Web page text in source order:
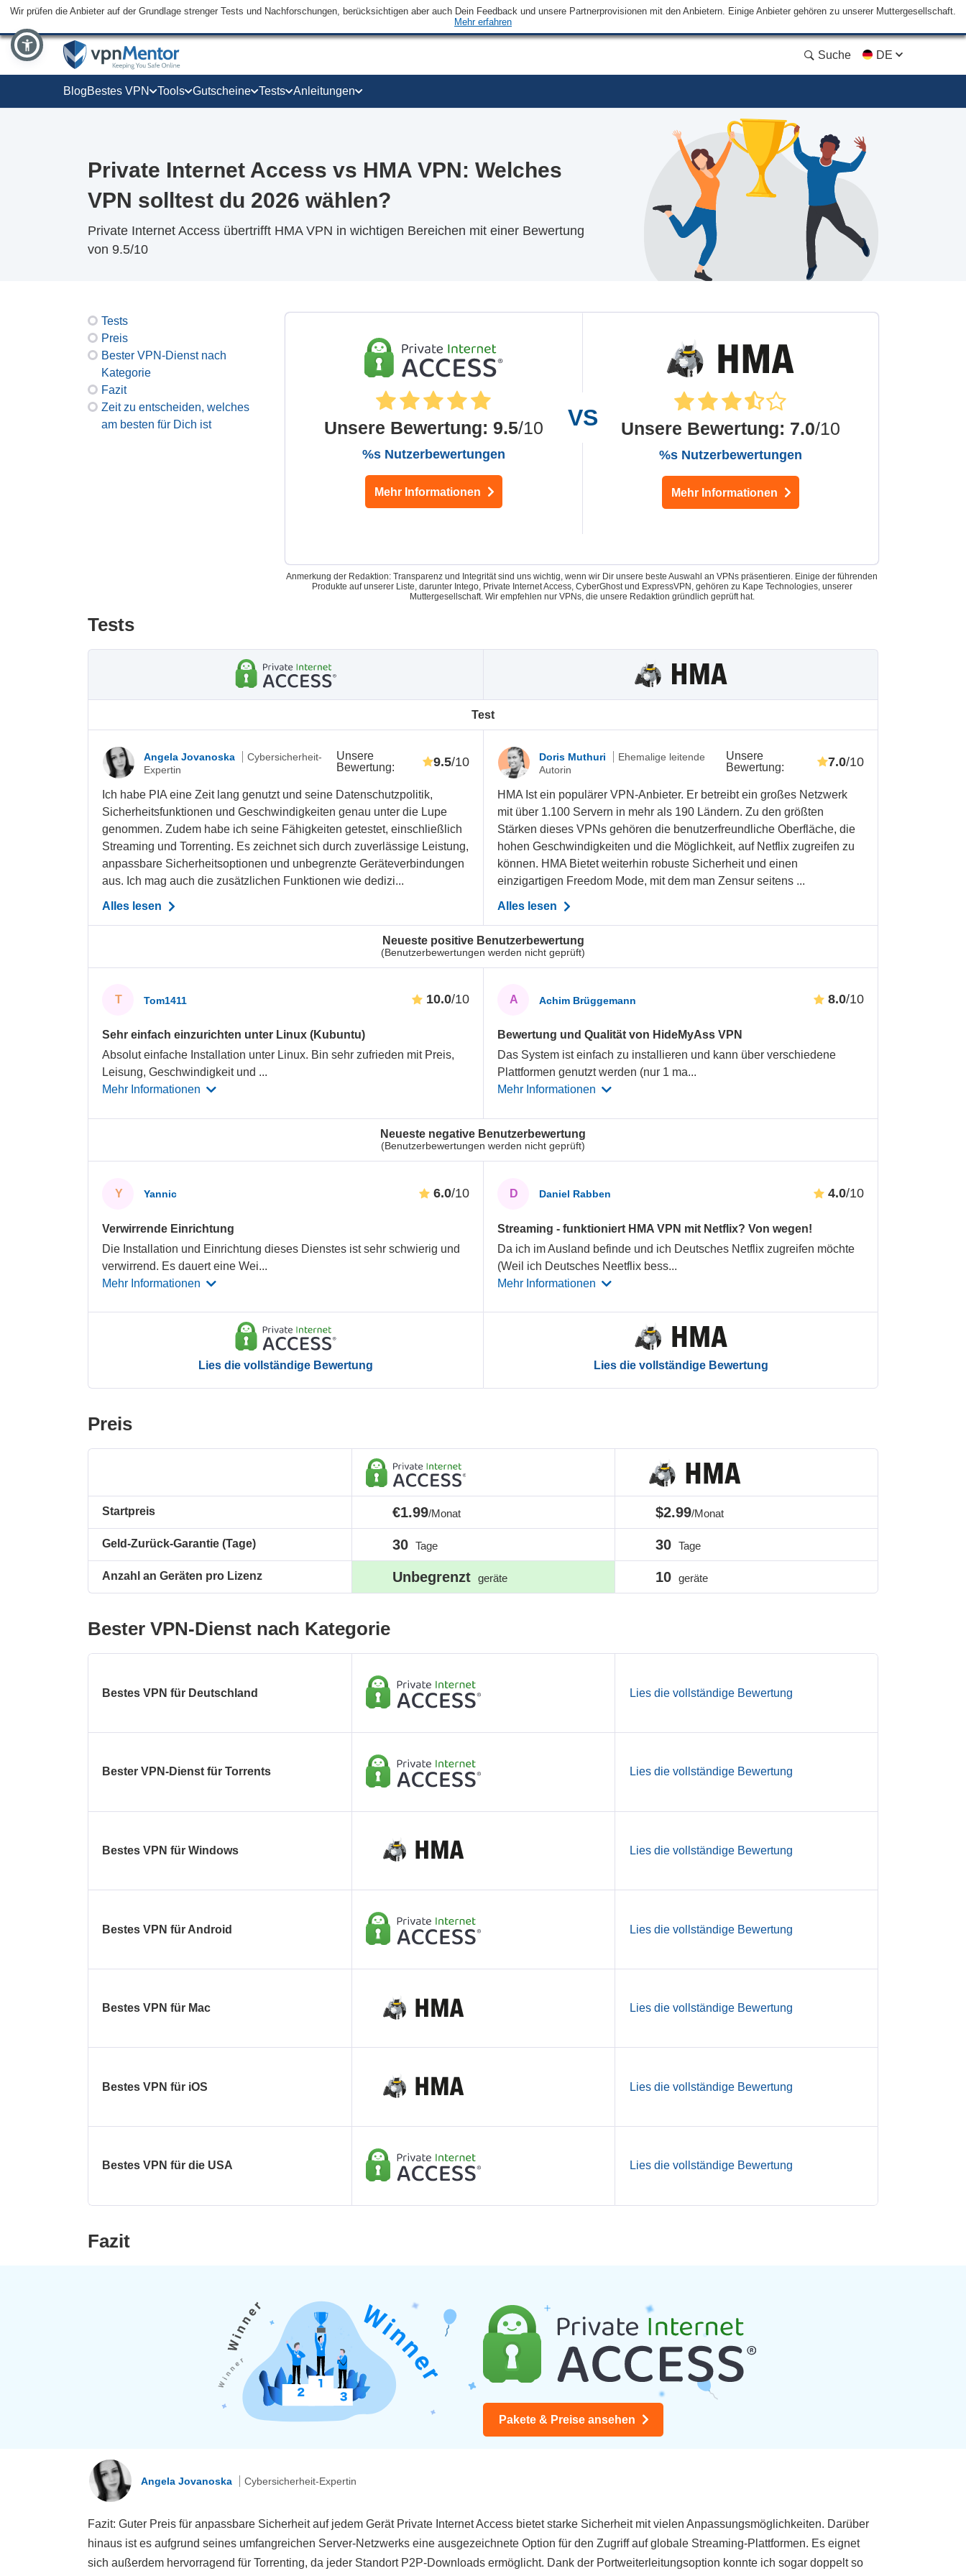
Wir prüfen die Anbieter auf der Grundlage strenger Tests und Nachforschungen, berücksichtigen aber auch Dein Feedback und unsere Partnerprovisionen mit den Anbietern. Einige Anbieter gehören zu unserer Muttergesellschaft.
Mehr erfahren
Suche DE
BlogBestes VPN Tools Gutscheine Tests Anleitungen
Private Internet Access vs HMA VPN: Welches
VPN solltest du 2026 wählen?
Private Internet Access übertrifft HMA VPN in wichtigen Bereichen mit einer Bewertung
von 9.5/10
Tests
Preis
Bester VPN-Dienst nach
Kategorie
Fazit
Zeit zu entscheiden, welches
am besten für Dich ist
Unsere Bewertung: 9.5/10
%s Nutzerbewertungen
Mehr Informationen
Unsere Bewertung: 7.0/10
%s Nutzerbewertungen
Mehr Informationen
Anmerkung der Redaktion: Transparenz und Integrität sind uns wichtig, wenn wir Dir unsere beste Auswahl an VPNs präsentieren. Einige der führenden
Produkte auf unserer Liste, darunter Intego, Private Internet Access, CyberGhost und ExpressVPN, gehören zu Kape Technologies, unserer
Muttergesellschaft. Wir empfehlen nur VPNs, die unsere Redaktion gründlich geprüft hat.
Tests
Test
Neueste positive Benutzerbewertung
(Benutzerbewertungen werden nicht geprüft)
Neueste negative Benutzerbewertung
(Benutzerbewertungen werden nicht geprüft)
Angela Jovanoska
Cybersicherheit-
Expertin
Unsere
Bewertung: 9.5/10
Ich habe PIA eine Zeit lang genutzt und seine Datenschutzpolitik,
Sicherheitsfunktionen und Geschwindigkeiten genau unter die Lupe
genommen. Zudem habe ich seine Fähigkeiten getestet, einschließlich
Streaming und Torrenting. Es zeichnet sich durch zuverlässige Leistung,
anpassbare Sicherheitsoptionen und unbegrenzte Geräteverbindungen
aus. Ich mag auch die zusätzlichen Funktionen wie dedizi...
Alles lesen
T Tom1411 10.0/10
Sehr einfach einzurichten unter Linux (Kubuntu)
Absolut einfache Installation unter Linux. Bin sehr zufrieden mit Preis,
Leisung, Geschwindigkeit und ...
Mehr Informationen
Y Yannic 6.0/10
Verwirrende Einrichtung
Die Installation und Einrichtung dieses Dienstes ist sehr schwierig und
verwirrend. Es dauert eine Wei...
Mehr Informationen
Lies die vollständige Bewertung
Doris Muthuri
Ehemalige leitende
Autorin
Unsere
Bewertung: 7.0/10
HMA Ist ein populärer VPN-Anbieter. Er betreibt ein großes Netzwerk
mit über 1.100 Servern in mehr als 190 Ländern. Zu den größten
Stärken dieses VPNs gehören die benutzerfreundliche Oberfläche, die
hohen Geschwindigkeiten und die Möglichkeit, auf Netflix zugreifen zu
können. HMA Bietet weiterhin robuste Sicherheit und einen
einzigartigen Freedom Mode, mit dem man Zensur seitens ...
Alles lesen
A Achim Brüggemann 8.0/10
Bewertung und Qualität von HideMyAss VPN
Das System ist einfach zu installieren und kann über verschiedene
Plattformen genutzt werden (nur 1 ma...
Mehr Informationen
D Daniel Rabben 4.0/10
Streaming - funktioniert HMA VPN mit Netflix? Von wegen!
Da ich im Ausland befinde und ich Deutsches Netflix zugreifen möchte
(Weil ich Deutsches Neetflix bess...
Mehr Informationen
Lies die vollständige Bewertung
Preis
Startpreis
Geld-Zurück-Garantie (Tage)
Anzahl an Geräten pro Lizenz
€1.99/Monat
30 Tage
Unbegrenzt geräte
$2.99/Monat
30 Tage
10 geräte
Bester VPN-Dienst nach Kategorie
Bestes VPN für Deutschland Lies die vollständige Bewertung
Bester VPN-Dienst für Torrents Lies die vollständige Bewertung
Bestes VPN für Windows Lies die vollständige Bewertung
Bestes VPN für Android Lies die vollständige Bewertung
Bestes VPN für Mac Lies die vollständige Bewertung
Bestes VPN für iOS Lies die vollständige Bewertung
Bestes VPN für die USA Lies die vollständige Bewertung
Fazit
Pakete & Preise ansehen
Angela Jovanoska Cybersicherheit-Expertin
Fazit: Guter Preis für anpassbare Sicherheit auf jedem Gerät Private Internet Access bietet starke Sicherheit mit vielen Anpassungsmöglichkeiten. Darüber
hinaus ist es aufgrund seines umfangreichen Server-Netzwerks eine ausgezeichnete Option für den Zugriff auf globale Streaming-Plattformen. Es eignet
sich außerdem hervorragend für Torrenting, da jeder Standort P2P-Downloads ermöglicht. Dank der Portweiterleitungsoption konnte ich sogar doppelt so